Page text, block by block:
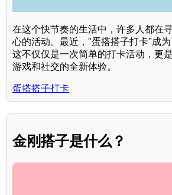
在这个快节奏的生活中，许多人都在
心的活动。最近，"蛋搭搭子打卡"成为
这不仅仅是一次简单的打卡活动，更
游戏和社交的全新体验。
蛋搭搭子打卡
金刚搭子是什么？